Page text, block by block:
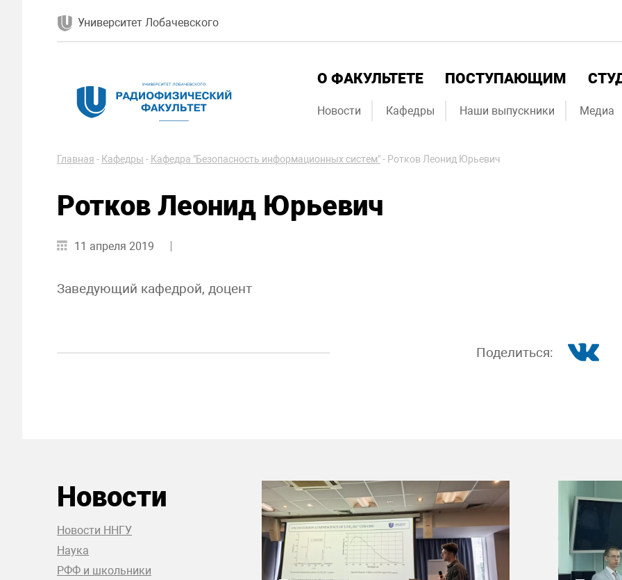
Университет Лобачевского
О ФАКУЛЬТЕТЕ ПОСТУПАЮЩИМ
Новости Кафедры Наши выпускники Медиа
Главная - Кафедры - Кафедра "Безопасность информационных систем"- Ротков Леонид Юрьевич
Ротков Леонид Юрьевич
11 апреля 2019
Заведующий кафедрой, доцент
Поделиться:
Новости
Новости ННГУ
Наука
РФФ и школьники